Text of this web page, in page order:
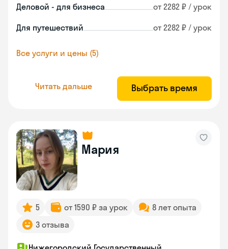
Деловой - для бизнеса от 2282 ₽ / урок
Для путешествий от 2282 ₽ / урок
Все услуги и цены (5)
Читать дальше Выбрать время
Мария
5 от 1590 ₽ за урок
8 лет опыта
3 отзыва